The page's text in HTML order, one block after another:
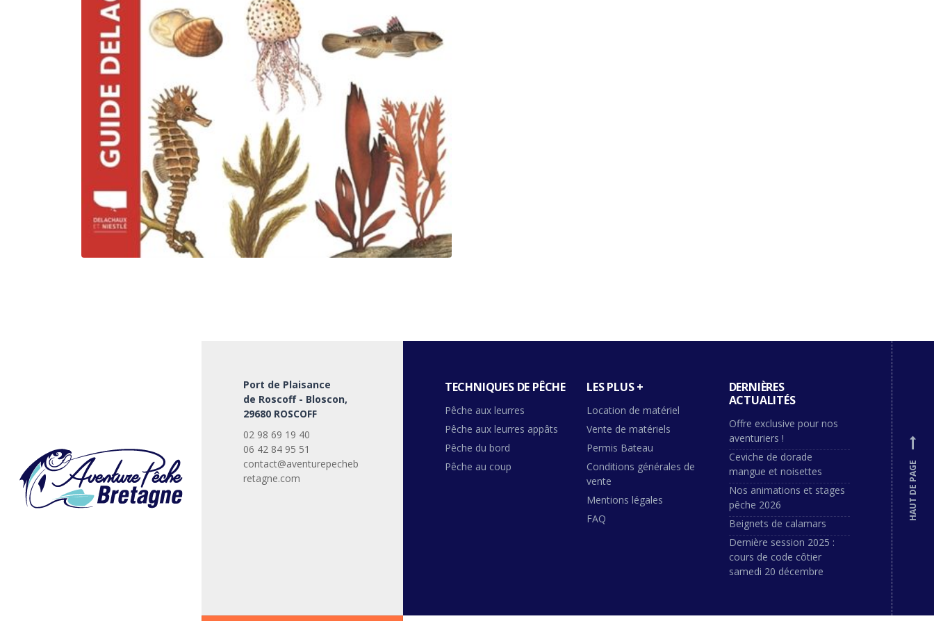
Port de Plaisance
de Roscoff - Bloscon,
29680 ROSCOFF
02 98 69 19 40
06 42 84 95 51
contact@aventurepecheb
retagne.com
TECHNIQUES DE PÊCHE
Pêche aux leurres
Pêche aux leurres appâts
Pêche du bord
Pêche au coup
LES PLUS +
Location de matériel
Vente de matériels
Permis Bateau
Conditions générales de
vente
Mentions légales
FAQ
DERNIÈRES
ACTUALITÉS
Offre exclusive pour nos
aventuriers !
Ceviche de dorade
mangue et noisettes
Nos animations et stages
pêche 2026
Beignets de calamars
Dernière session 2025 :
cours de code côtier
samedi 20 décembre
HAUT DE PAGE